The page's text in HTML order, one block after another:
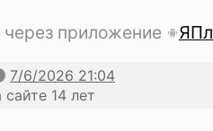
приложение
14 лет